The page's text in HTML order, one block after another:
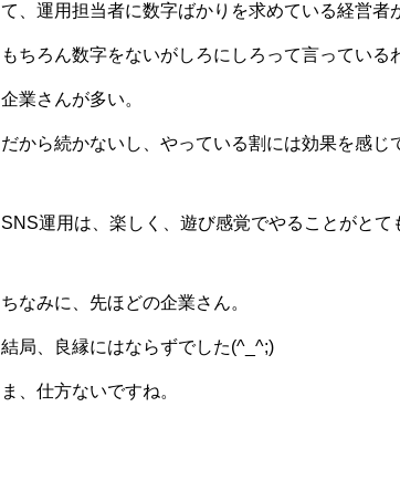
て、運用担当者に数字ばかりを求めている経営者
もちろん数字をないがしろにしろって言ってい
企業さんが多い。
だから続かないし、やっている割には効果を感じ
SNS運用は、楽しく、遊び感覚でやることがとて
ちなみに、先ほどの企業さん。
結局、良縁にはならずでした(^_^;)
ま、仕方ないですね。